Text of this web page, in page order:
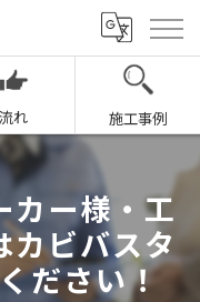
流れ 施工事例
カー様・工
カビバスタ
ださい！